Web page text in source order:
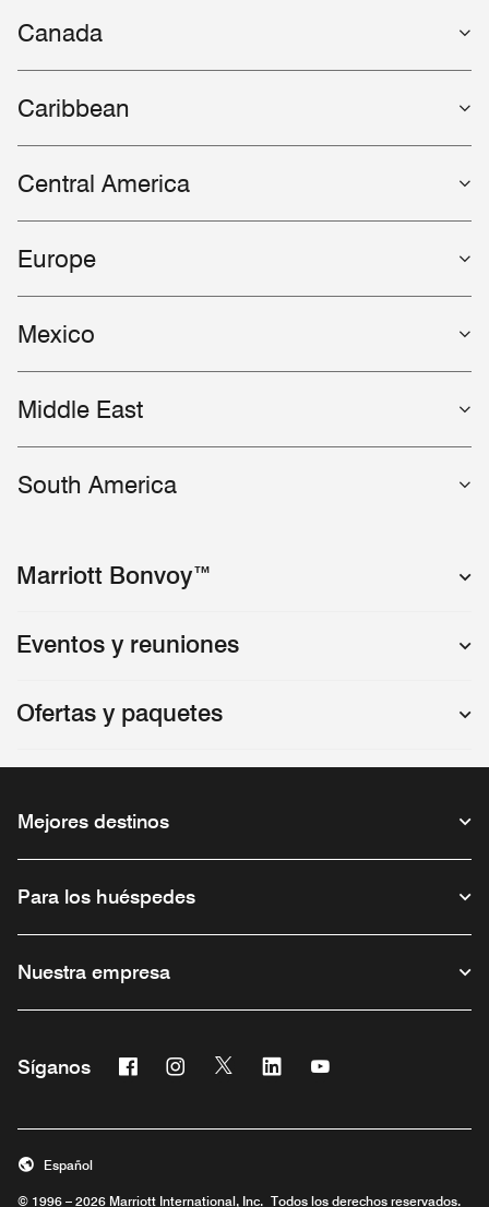
Canada
Caribbean
Central America
Europe
Mexico
Middle East
South America
Marriott Bonvoy™
Eventos y reuniones
Ofertas y paquetes
Mejores destinos
Para los huéspedes
Nuestra empresa
Síganos Facebook
Abre una ventana nueva
Instagram
Abre una ventana nueva
Twitter
Abre una ventana nueva
Linkedin
Abre una ventana nueva
Abre una ventana
© 1996 – 2026 Marriott International, Inc. Todos los derechos reservados.
Español